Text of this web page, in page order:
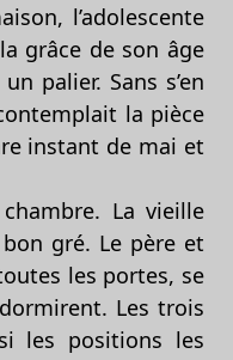
l’adolescente
grâce de son âge
palier. Sans s’en
la pièce
instant de mai et
La vieille
gré. Le père et
les portes, se
Les trois
les positions les